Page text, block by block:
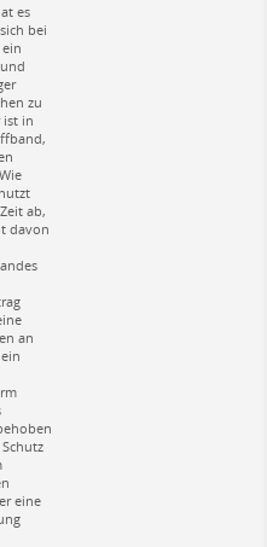
es
bei
zu
ist in
ab,
davon
an
eine